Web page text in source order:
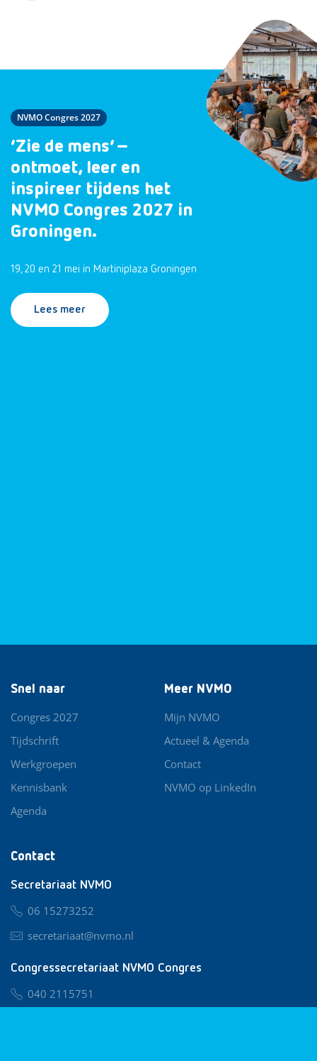
NVMO Congres 2027
‘Zie de mens’ –
ontmoet, leer en
inspireer tijdens het
NVMO Congres 2027 in
Groningen.
19, 20 en 21 mei in Martiniplaza Groningen
Lees meer
Contact
Secretariaat NVMO
06 15273252
secretariaat@nvmo.nl
Congressecretariaat NVMO Congres
040 2115751
Snel naar
Congres 2027
Tijdschrift
Werkgroepen
Kennisbank
Agenda
Meer NVMO
Mijn NVMO
Actueel & Agenda
Contact
NVMO op LinkedIn